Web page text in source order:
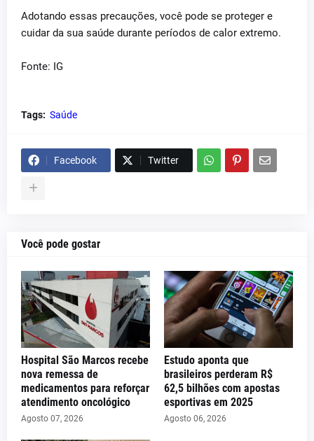
Adotando essas precauções, você pode se proteger e
cuidar da sua saúde durante períodos de calor extremo.
Fonte: IG
Tags: Saúde
Facebook Twitter
Você pode gostar
Hospital São Marcos recebe
nova remessa de
medicamentos para reforçar
atendimento oncológico
Agosto 07, 2026
Estudo aponta que
brasileiros perderam R$
62,5 bilhões com apostas
esportivas em 2025
Agosto 06, 2026